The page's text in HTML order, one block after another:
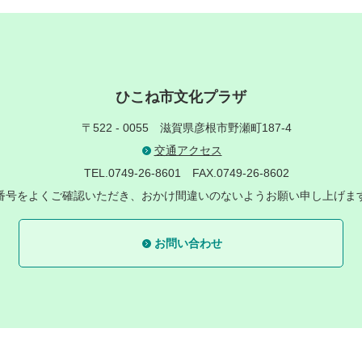
ひこね市文化プラザ
〒522 - 0055 滋賀県彦根市野瀬町187-4
交通アクセス
TEL.0749-26-8601 FAX.0749-26-8602
をよくご確認いただき、おかけ間違いのないようお願い申し上げま
お問い合わせ